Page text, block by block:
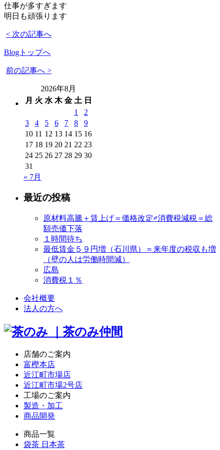
仕事が多すぎます
明日も頑張ります
< 次の記事へ
Blogトップへ
前の記事へ >
2026年8月
月 火 水 木 金 土 日
1
2
3
4 5 6 7 8
9
10 11 12 13 14 15 16
17 18 19 20 21 22 23
24 25 26 27 28 29 30
31
« 7月
最近の投稿
原材料高騰＋賃上げ＝価格改定≠消費税減税＝総
額売価下落
１時間待ち
最低賃金５９円増（石川県）＝来年度の税収も増
（壁の人は労働時間減）
広島
消費税１％
会社概要
法人の方へ
店舗のご案内
富樫本店
近江町市場店
近江町市場2号店
工場のご案内
製造・加工
商品開発
商品一覧
袋茶 日本茶